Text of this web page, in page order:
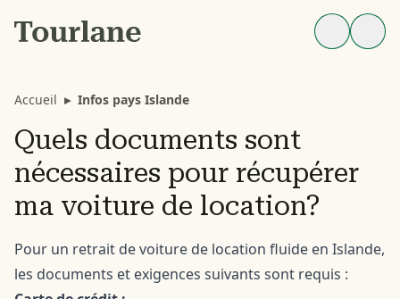
Accueil ▸ Infos pays Islande
Quels documents sont
nécessaires pour récupérer
ma voiture de location?
Pour un retrait de voiture de location fluide en Islande,
les documents et exigences suivants sont requis :